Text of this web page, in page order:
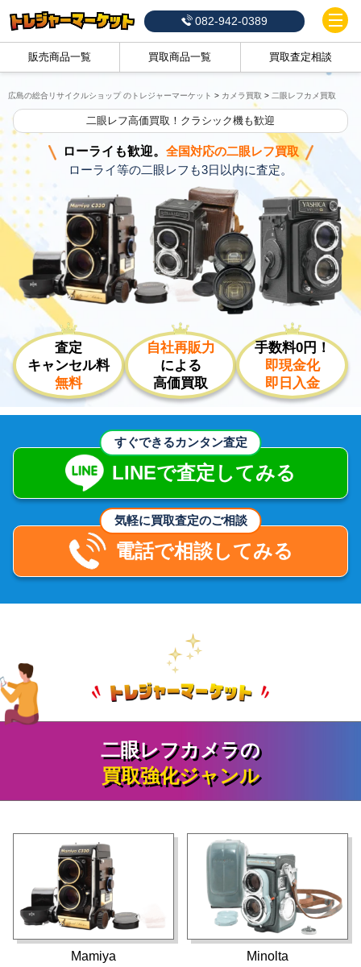
082-942-0389
販売商品一覧 買取商品一覧 買取査定相談
広島の総合リサイクルショップ のトレジャーマーケット > カメラ買取 > 二眼レフカメ買取
二眼レフ高価買取！クラシック機も歓迎
ローライも歓迎。 全国対応の二眼レフ買取
ローライ等の二眼レフも3日以内に査定。
査定
キャンセル料
無料
自社再販力
による
高価買取
手数料0円！
即現金化
即日入金
すぐできるカンタン査定
LINEで査定してみる
気軽に買取査定のご相談
電話で相談してみる
二眼レフカメラの
買取強化ジャンル
Mamiya Minolta